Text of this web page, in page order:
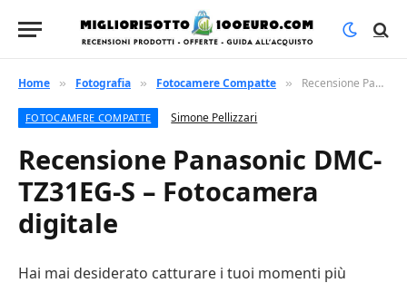
Home » Fotografia » Fotocamere Compatte » Recensione Panasonic DMC-TZ31EG-S – Fotocamera digitale
FOTOCAMERE COMPATTE Simone Pellizzari
Recensione Panasonic DMC-
TZ31EG-S – Fotocamera
digitale
Hai mai desiderato catturare i tuoi momenti più